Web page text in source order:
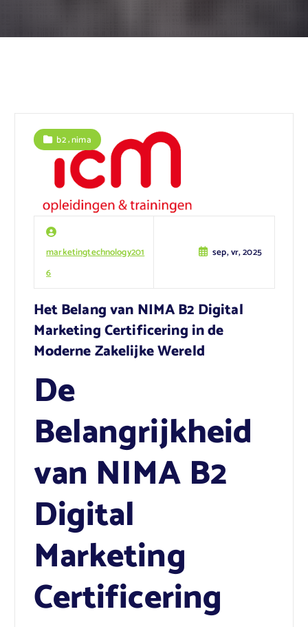
marketingtechnology201
6
sep, vr, 2025
b2,nima
Het Belang van NIMA B2 Digital
Marketing Certificering in de
Moderne Zakelijke Wereld
De
Belangrijkheid
van NIMA B2
Digital
Marketing
Certificering